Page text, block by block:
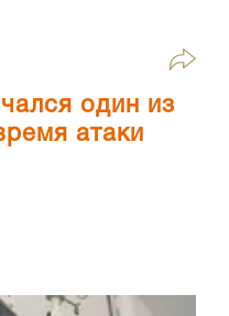
один из
атаки